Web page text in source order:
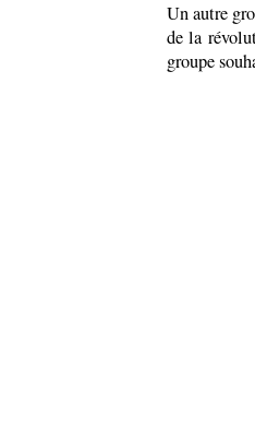
Un autre
de la
groupe